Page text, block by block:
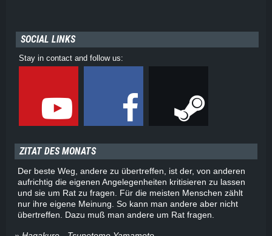
SOCIAL LINKS
Stay in contact and follow us:
ZITAT DES MONATS
Der beste Weg, andere zu übertreffen, ist der, von anderen
aufrichtig die eigenen Angelegenheiten kritisieren zu lassen
und sie um Rat zu fragen. Für die meisten Menschen zählt
nur ihre eigene Meinung. So kann man andere aber nicht
übertreffen. Dazu muß man andere um Rat fragen.